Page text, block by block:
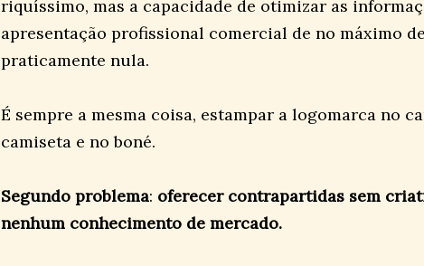
riquíssimo, mas a capacidade de otimizar as
apresentação profissional comercial de no máximo
praticamente nula.
É sempre a mesma coisa, estampar a logomarca no
camiseta e no boné.
Segundo problema: oferecer contrapartidas sem
nenhum conhecimento de mercado.